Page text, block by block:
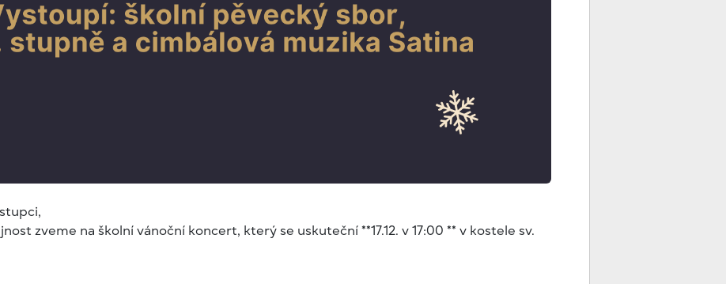
zveme na školní vánoční koncert, který se uskuteční **17.12. v 17:00 ** v kostele sv.